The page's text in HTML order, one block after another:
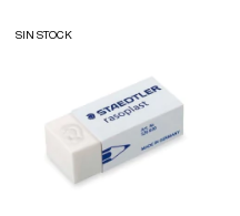
SIN STOCK